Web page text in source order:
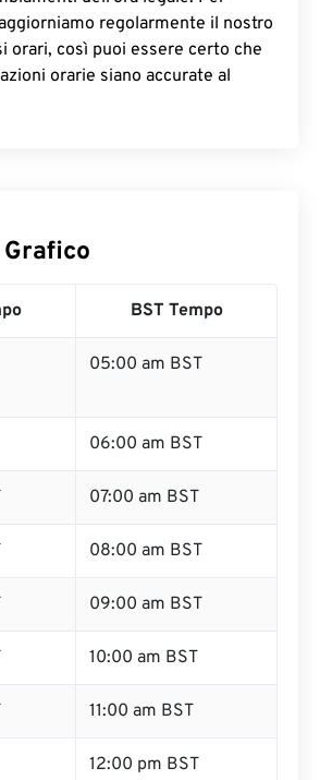
regolarmente il nostro
orari, così puoi essere certo che
orarie siano accurate al
Grafico
BST Tempo
05:00 am BST
06:00 am BST
07:00 am BST
08:00 am BST
09:00 am BST
10:00 am BST
11:00 am BST
12:00 pm BST